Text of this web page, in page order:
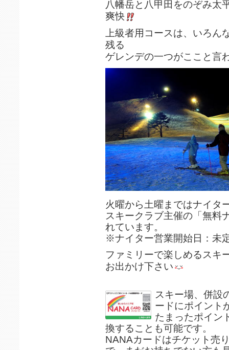
八幡岳と八甲田をのぞみ太
爽快
上級者用コースは、いろん
残る
ゲレンデの一つがここと言
火曜から土曜まではナイタ
スキークラブ主催の「無料
れています。
※ナイター営業開始日：未
ファミリーで楽しめるスキ
お出かけ下さい
スキー場、併設
ードにポイント
たまったポイン
換することも可能です。
NANAカードはチケット売